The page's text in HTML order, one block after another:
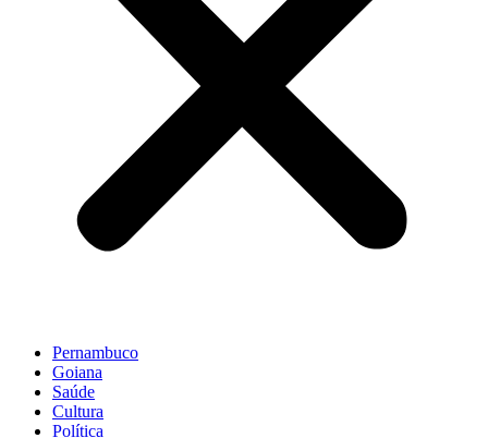
Pernambuco
Goiana
Saúde
Cultura
Política